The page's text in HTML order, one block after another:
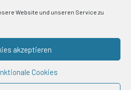
Website und unseren Service zu
akzeptieren
Cookies